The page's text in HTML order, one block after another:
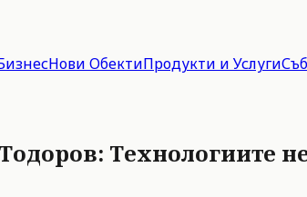
Нови ОбектиПродукти и Услуги
Технологиите